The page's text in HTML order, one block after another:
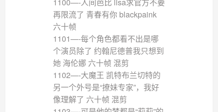
再限流了 青春有你 blackpaink
六十帧
1101—-每个角色都看不出是哪
个演员除了 约翰尼德普我只想到
她 海伦娜 六十帧 混剪
1102—-大魔王 凯特布兰切特的
另一个外号是“撩妹专家”，我好
像理解了 六十帧 混剪